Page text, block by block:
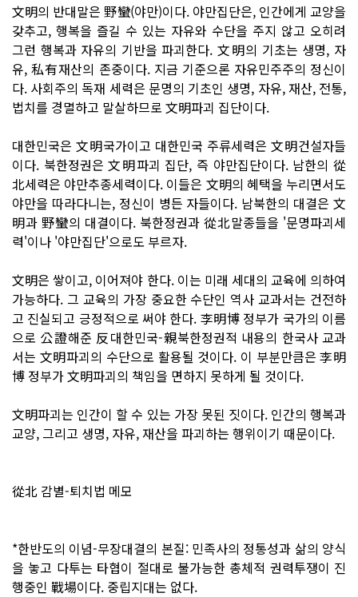
文明의 반대말은 野蠻(야만)이다. 야만집단은, 인간에게 교양을
갖추고, 행복을 즐길 수 있는 자유와 수단을 주지 않고 오히려
그런 행복과 자유의 기반을 파괴한다. 文明의 기초는 생명, 자
유, 私有재산의 존중이다. 지금 기준으론 자유민주주의 정신이
다. 사회주의 독재 세력은 문명의 기초인 생명, 자유, 재산, 전통,
법치를 경멸하고 말살하므로 文明파괴 집단이다.
대한민국은 文明국가이고 대한민국 주류세력은 文明건설자들
이다. 북한정권은 文明파괴 집단, 즉 야만집단이다. 남한의 從
北세력은 야만추종세력이다. 이들은 文明의 혜택을 누리면서도
야만을 따라다니는, 정신이 병든 자들이다. 남북한의 대결은 文
明과 野蠻의 대결이다. 북한정권과 從北말종들을 '문명파괴세
력'이나 '야만집단'으로도 부르자.
文明은 쌓이고, 이어져야 한다. 이는 미래 세대의 교육에 의하여
가능하다. 그 교육의 가장 중요한 수단인 역사 교과서는 건전하
고 진실되고 긍정적으로 써야 한다. 李明博 정부가 국가의 이름
으로 公證해준 反대한민국-親북한정권적 내용의 한국사 교과
서는 文明파괴의 수단으로 활용될 것이다. 이 부분만큼은 李明
博 정부가 文明파괴의 책임을 면하지 못하게 될 것이다.
文明파괴는 인간이 할 수 있는 가장 못된 짓이다. 인간의 행복과
교양, 그리고 생명, 자유, 재산을 파괴하는 행위이기 때문이다.
從北 감별-퇴치법 메모
*한반도의 이념-무장대결의 본질: 민족사의 정통성과 삶의 양식
을 놓고 다투는 타협이 절대로 불가능한 총체적 권력투쟁이 진
행중인 戰場이다. 중립지대는 없다.